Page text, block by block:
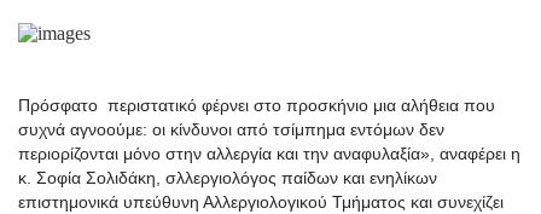
Πρόσφατο περιστατικό φέρνει στο προσκήνιο μια αλήθεια που
συχνά αγνοούμε: οι κίνδυνοι από τσίμπημα εντόμων δεν
περιορίζονται μόνο στην αλλεργία και την αναφυλαξία», αναφέρει η
κ. Σοφία Σολιδάκη, σλλεργιολόγος παίδων και ενηλίκων
επιστημονικά υπεύθυνη Αλλεργιολογικού Τμήματος και συνεχίζει